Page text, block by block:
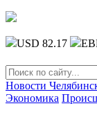
USD 82.17
Новости
Экономика